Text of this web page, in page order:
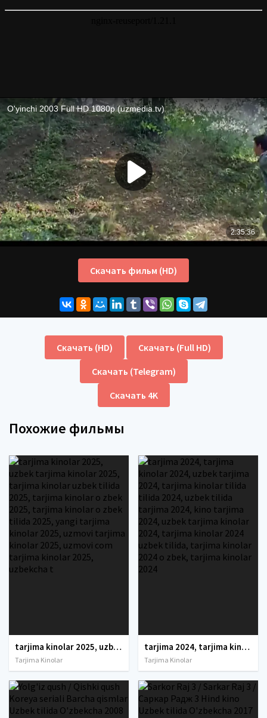
Скачать фильм (HD)
Скачать (HD)
Скачать (Full HD)
Скачать (Telegram)
Скачать 4K
Похожие фильмы
tarjima kinolar 2025, uzbek tarjima kinolar 2025, tarjima kinolar uzbek tilida 2025, tarjima kinolar o zbek 2025, tarjima kinolar o zbek tilida 2025, yangi tarjima kinolar 2025, uzmovi tarjima kinolar 2025, uzmovi com tarjima kinolar 2025, uzbekcha t
Tarjima Kinolar
tarjima 2024, tarjima kinolar 2024, uzbek tarjima 2024, tarjima kinolar tilida tilida 2024, uzbek tilida tarjima 2024, kino tarjima 2024, uzbek tarjima kinolar 2024, tarjima kinolar 2024 uzbek tilida, tarjima kinolar 2024 o zbek, tarjima kinolar 2024
Tarjima Kinolar